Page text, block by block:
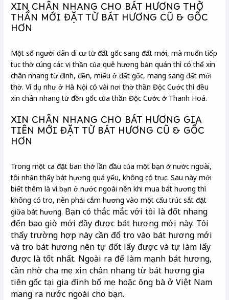
XIN CHÂN NHANG CHO BÁT HƯƠNG THỜ
THẦN MỚI ĐẶT TỪ BÁT HƯƠNG CŨ & GỐC
HƠN
Một số người dân di cư từ đất gốc sang đất mới, mà muốn tiếp
tục thờ cúng các vị thần của quê hương bản quán thì có thể xin
chân nhang từ đình, đền, miếu ở đất gốc, mang sang đất mới
thờ. Ví dụ như ở Hà Nội có vài nơi thờ thần Độc Cước thì đều
xin chân nhang từ đền gốc của thần Độc Cước ở Thanh Hoá.
XIN CHÂN NHANG CHO BÁT HƯƠNG GIA
TIÊN MỚI ĐẶT TỪ BÁT HƯƠNG CŨ & GỐC
HƠN
Trong một ca đặt ban thờ lần đầu của một bạn ở nước ngoài,
tôi nhận thấy bát hương quá yếu, không có trục. Sau này mới
biết thêm là vì bạn ở nước ngoài nên khi mua bát hương thì
không có tro, nên phải cắm hương vào một cấu trúc sắt đặt
giữa bát hương. Bạn có thắc mắc với tôi là đốt nhang
đến bao giờ mới đầy được bát hương mới này. Tôi
thấy trường hợp này cần đổ tro vào bát hương mới
và tro bát hương nên tự đốt lấy được và tự làm lấy
được là tốt nhất. Ngoài ra để làm mạnh bát hương,
cần nhờ cha mẹ xin chân nhang từ bát hương gia
tiên gốc tại gia đình bố mẹ hoặc ông bà ở Việt Nam
mang ra nước ngoài cho bạn.